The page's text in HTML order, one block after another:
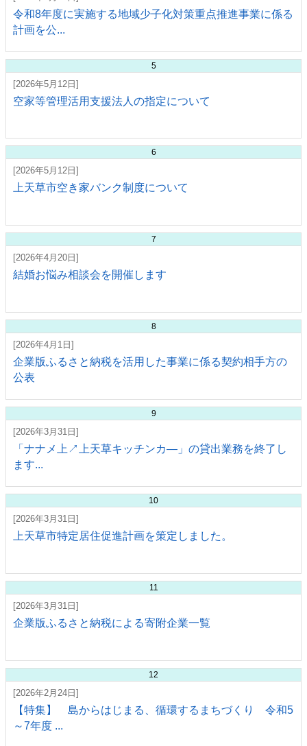
令和8年度に実施する地域少子化対策重点推進事業に係る
計画を公...
5
[2026年5月12日]
空家等管理活用支援法人の指定について
6
[2026年5月12日]
上天草市空き家バンク制度について
7
[2026年4月20日]
結婚お悩み相談会を開催します
8
[2026年4月1日]
企業版ふるさと納税を活用した事業に係る契約相手方の
公表
9
[2026年3月31日]
「ナナメ上↗上天草キッチンカ―」の貸出業務を終了し
ます...
10
[2026年3月31日]
上天草市特定居住促進計画を策定しました。
11
[2026年3月31日]
企業版ふるさと納税による寄附企業一覧
12
[2026年2月24日]
【特集】 島からはじまる、循環するまちづくり 令和5
～7年度 ...